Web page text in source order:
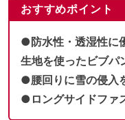
おすすめポイント
●防水性・透湿性に
生地を使ったビブパ
●腰回りに雪の侵入
●ロングサイドファ